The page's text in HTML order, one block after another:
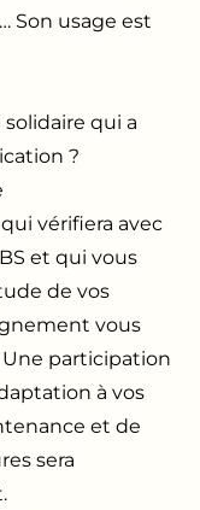
Son usage est
qui a
?
qui vérifiera avec
et qui vous
de vos
vous
participation
à vos
et de
sera